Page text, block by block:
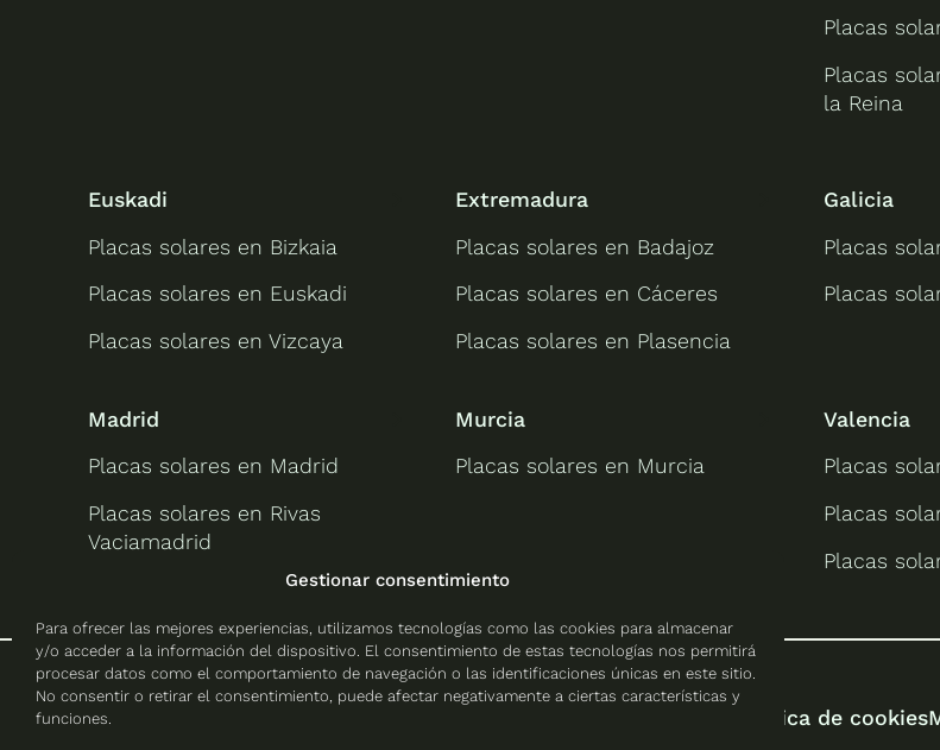
Gestionar consentimiento
Para ofrecer las mejores experiencias, utilizamos tecnologías como las cookies para almacenar
y/o acceder a la información del dispositivo. El consentimiento de estas tecnologías nos permitirá
procesar datos como el comportamiento de navegación o las identificaciones únicas en este sitio.
No consentir o retirar el consentimiento, puede afectar negativamente a ciertas características y
funciones.
Placas
Placas
la Reina
Euskadi
Placas solares en Bizkaia
Placas solares en Euskadi
Placas solares en Vizcaya
Extremadura
Placas solares en Badajoz
Placas solares en Cáceres
Placas solares en Plasencia
Galicia
Placas
Placas
Madrid
Placas solares en Madrid
Placas solares en Rivas
Vaciamadrid
Murcia
Placas solares en Murcia
Valencia
Placas
Placas
Placas
Política de cookies